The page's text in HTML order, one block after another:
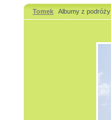
Tomek Albumy z podróży